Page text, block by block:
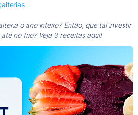
o ano inteiro? Então, que tal investir
no frio? Veja 3 receitas aqui!